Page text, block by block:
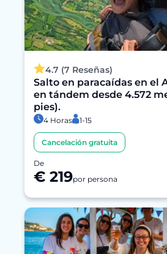
4.7 (7 Reseñas)
Salto en paracaídas en el
en tándem desde 4.572
pies).
4 Horas 1-15
Cancelación gratuita
De
€ 219por persona